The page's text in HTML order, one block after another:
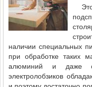
наличии специальных
при обработке таких
алюминий и даже
электролобзиков